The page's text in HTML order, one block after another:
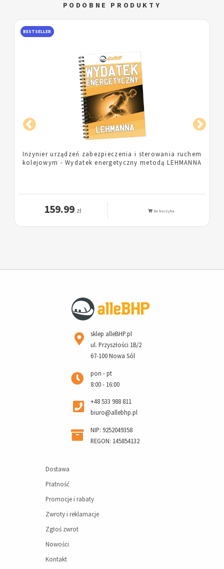
PODOBNE PRODUKTY
BESTSELLER
Pielęgniarka - Wydatek energetyczny metodą
LEHMANNA
159.99 zł Do koszyka
sklep alleBHP.pl
ul. Przyszłości 1B/2
67-100 Nowa Sól
pon - pt
8:00 - 16:00
+48 533 988 811
biuro@allebhp.pl
NIP: 9252049358
REGON: 145854132
Dostawa
Płatność
Promocje i rabaty
Zwroty i reklamacje
Zgłoś zwrot
Nowości
Kontakt